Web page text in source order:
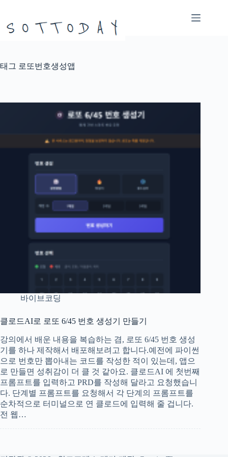
으
뛰
태그 로또번호생성앱
바이브코딩
클로드AI로 로또 6/45 번호 생성기 만들기
강의에서 배운 내용을 복습하는 겸, 로또 6/45 번호 생성
기를 하나 제작해서 배포해보려고 합니다.예전에 파이썬
으로 번호만 뽑아내는 코드를 작성한 적이 있는데, 앱으
로 만들면 성취감이 더 클 것 같아요. 클로드AI 에 첫번째
프롬프트를 입력하고 PRD를 작성해 달라고 요청했습니
다. 단계별 프롬프트를 요청해서 각 단계의 프롬프트를
순차적으로 터미널으로 연 클로드에 입력해 줄 겁니다.
전 웹…